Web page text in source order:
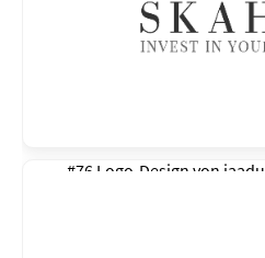
#76 Logo-Design von jaadu